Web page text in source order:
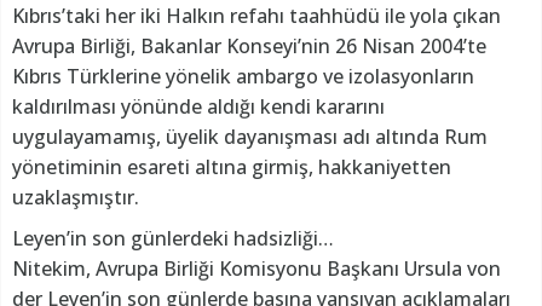
Kıbrıs’taki her iki Halkın refahı taahhüdü ile yola çıkan
Avrupa Birliği, Bakanlar Konseyi’nin 26 Nisan 2004’te
Kıbrıs Türklerine yönelik ambargo ve izolasyonların
kaldırılması yönünde aldığı kendi kararını
uygulayamamış, üyelik dayanışması adı altında Rum
yönetiminin esareti altına girmiş, hakkaniyetten
uzaklaşmıştır.
Leyen’in son günlerdeki hadsizliği…
Nitekim, Avrupa Birliği Komisyonu Başkanı Ursula von
der Leyen’in son günlerde basına yansıyan açıklamaları